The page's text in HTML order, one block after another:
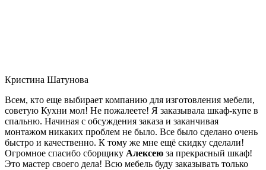
Кристина Шатунова
Всем, кто еще выбирает компанию для изготовления мебели,
советую Кухни мол! Не пожалеете! Я заказывала шкаф-купе в
спальню. Начиная с обсуждения заказа и заканчивая
монтажом никаких проблем не было. Все было сделано очень
быстро и качественно. К тому же мне ещё скидку сделали!
Огромное спасибо сборщику Алексею за прекрасный шкаф!
Это мастер своего дела! Всю мебель буду заказывать только